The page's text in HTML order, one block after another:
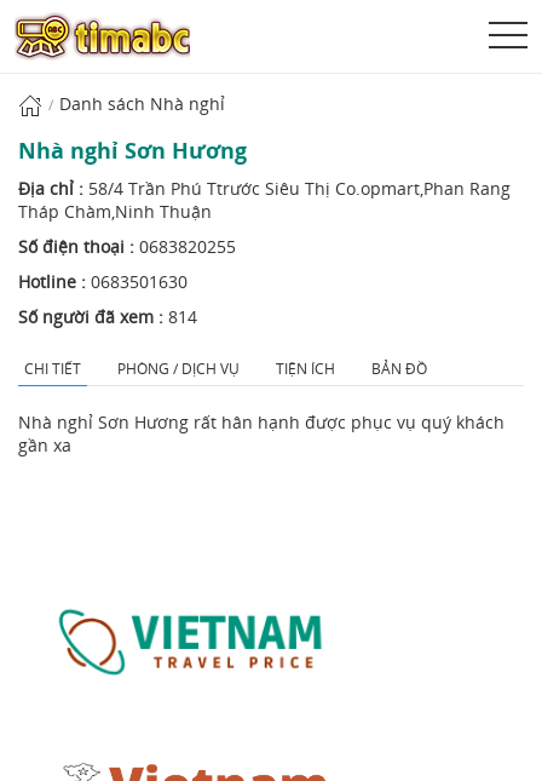
Danh sách Nhà nghỉ
Nhà nghỉ Sơn Hương
Địa chỉ : 58/4 Trần Phú Ttrước Siêu Thị Co.opmart,Phan Rang
Tháp Chàm,Ninh Thuận
Số điện thoại : 0683820255
Hotline : 0683501630
Số người đã xem : 814
CHI TIẾT PHÒNG / DỊCH VỤ TIỆN ÍCH BẢN ĐỒ
Nhà nghỉ Sơn Hương rất hân hạnh được phục vụ quý khách
gần xa